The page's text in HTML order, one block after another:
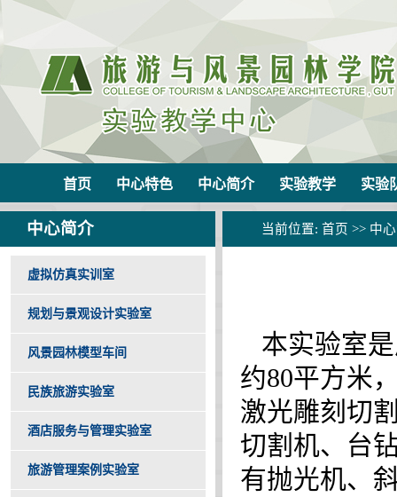
首页 中心特色 中心简介 实验教学 实验
中心简介
虚拟仿真实训室
规划与景观设计实验室
风景园林模型车间
民族旅游实验室
酒店服务与管理实验室
旅游管理案例实验室
当前位置: 首页 >> 中
本实验室
约80平方米
激光雕刻切
切割机、台
有抛光机、